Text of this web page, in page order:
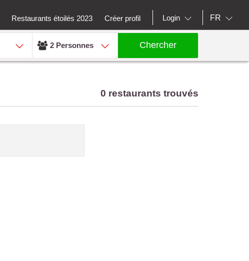
Restaurants étoilés 2023 Créer profil Login FR
2 Personnes Chercher
0 restaurants trouvés